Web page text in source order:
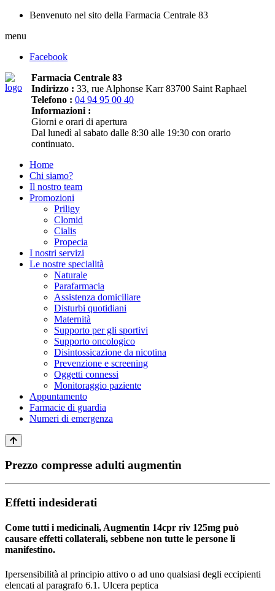
Benvenuto nel sito della Farmacia Centrale 83
menu
Facebook
Farmacia Centrale 83
Indirizzo : 33, rue Alphonse Karr 83700 Saint Raphael
Telefono : 04 94 95 00 40
Informazioni :
Giorni e orari di apertura
Dal lunedì al sabato dalle 8:30 alle 19:30 con orario
continuato.
Home
Chi siamo?
Il nostro team
Promozioni
Priligy
Clomid
Cialis
Propecia
I nostri servizi
Le nostre specialità
Naturale
Parafarmacia
Assistenza domiciliare
Disturbi quotidiani
Maternità
Supporto per gli sportivi
Supporto oncologico
Disintossicazione da nicotina
Prevenzione e screening
Oggetti connessi
Monitoraggio paziente
Appuntamento
Farmacie di guardia
Numeri di emergenza
Prezzo compresse adulti augmentin
Effetti indesiderati
Come tutti i medicinali, Augmentin 14cpr riv 125mg può
causare effetti collaterali, sebbene non tutte le persone li
manifestino.
Ipersensibilità al principio attivo o ad uno qualsiasi degli eccipienti
elencati al paragrafo 6.1. Ulcera peptica